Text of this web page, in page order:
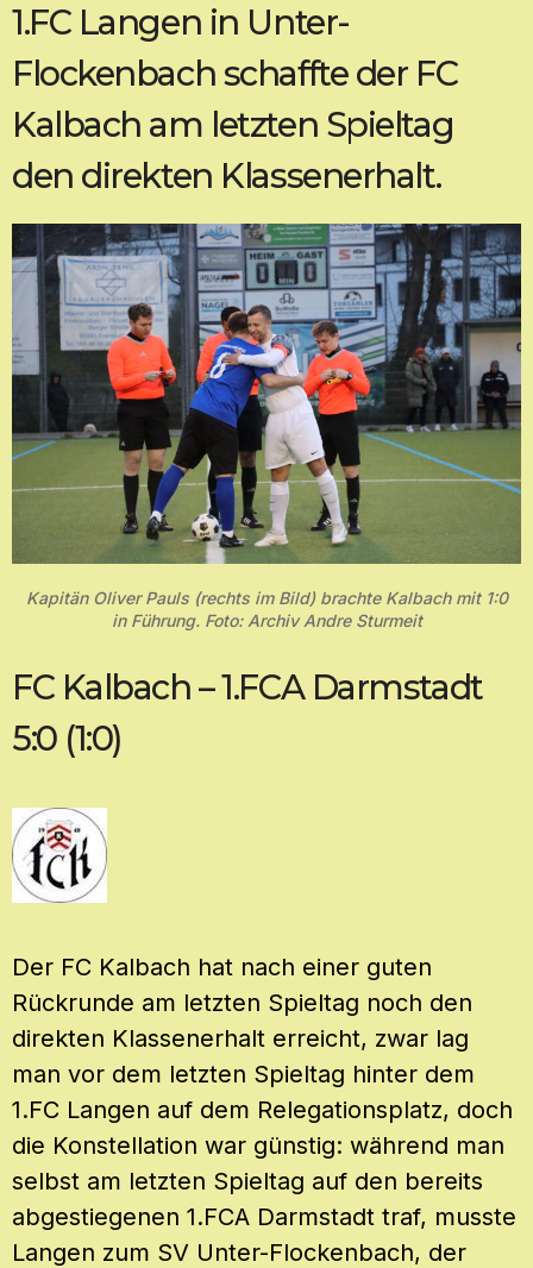
1.FC Langen in Unter-
Flockenbach schaffte der FC
Kalbach am letzten Spieltag
den direkten Klassenerhalt.
Kapitän Oliver Pauls (rechts im Bild) brachte Kalbach mit 1:0
in Führung. Foto: Archiv Andre Sturmeit
FC Kalbach – 1.FCA Darmstadt
5:0 (1:0)
Der FC Kalbach hat nach einer guten
Rückrunde am letzten Spieltag noch den
direkten Klassenerhalt erreicht, zwar lag
man vor dem letzten Spieltag hinter dem
1.FC Langen auf dem Relegationsplatz, doch
die Konstellation war günstig: während man
selbst am letzten Spieltag auf den bereits
abgestiegenen 1.FCA Darmstadt traf, musste
Langen zum SV Unter-Flockenbach, der